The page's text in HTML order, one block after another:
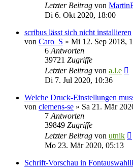
Letzter Beitrag von
Di 6. Okt 2020, 18:00
scribus lässt sich nicht installieren
von Caro_S » Mi 12. Sep 2018,
6 Antworten
39721 Zugriffe
Letzter Beitrag von a.l.e
Di 7. Jul 2020, 10:36
Welche Druck-Einstellungen
von clemens-se » Sa 21. Mär
7 Antworten
39849 Zugriffe
Letzter Beitrag von utnik
Mo 23. Mär 2020, 05:13
Schrift-Vorschau in